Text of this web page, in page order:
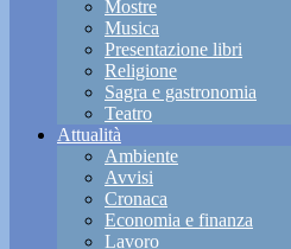
Mostre
Musica
Presentazione libri
Religione
Sagra e gastronomia
Teatro
Attualità
Ambiente
Avvisi
Cronaca
Economia e finanza
Lavoro